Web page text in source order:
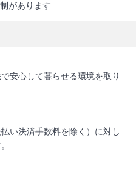
があります
安心して暮らせる環境を取り
い決済手数料を除く）に対し